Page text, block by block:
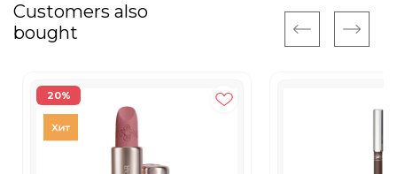
Customers also
bought
20%